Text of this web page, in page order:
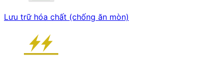
Lưu trữ hóa chất (chống ăn mòn)